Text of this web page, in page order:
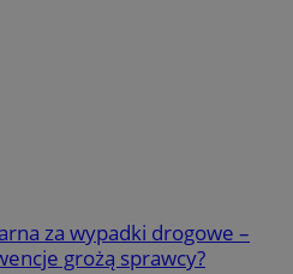
za wypadki drogowe –
grożą sprawcy?